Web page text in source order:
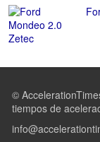
©
tiempos de